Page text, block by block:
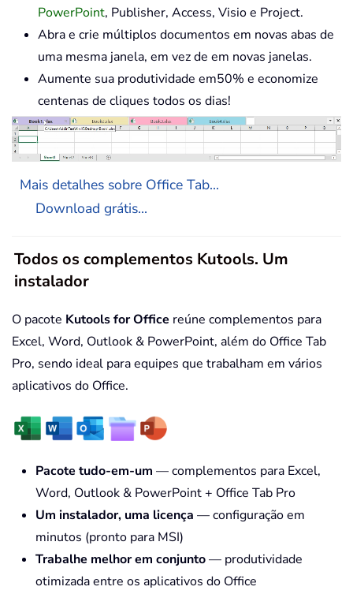
PowerPoint, Publisher, Access, Visio e Project.
Abra e crie múltiplos documentos em novas abas de
uma mesma janela, em vez de em novas janelas.
Aumente sua produtividade em50% e economize
centenas de cliques todos os dias!
Mais detalhes sobre Office Tab...
Download grátis...
Todos os complementos Kutools. Um
instalador
O pacote Kutools for Office reúne complementos para
Excel, Word, Outlook & PowerPoint, além do Office Tab
Pro, sendo ideal para equipes que trabalham em vários
aplicativos do Office.
Pacote tudo-em-um — complementos para Excel,
Word, Outlook & PowerPoint + Office Tab Pro
Um instalador, uma licença — configuração em
minutos (pronto para MSI)
Trabalhe melhor em conjunto— produtividade
otimizada entre os aplicativos do Office